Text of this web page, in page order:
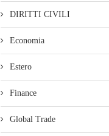
DIRITTI CIVILI
Economia
Estero
Finance
Global Trade